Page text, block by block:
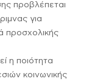
προβλέπεται
για
προσχολικής
η ποιότητα
κοινωνικής